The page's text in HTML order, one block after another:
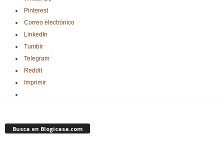
Pinterest
Correo electrónico
LinkedIn
Tumblr
Telegram
Reddit
Imprimir
Busca en Blogicasa.com